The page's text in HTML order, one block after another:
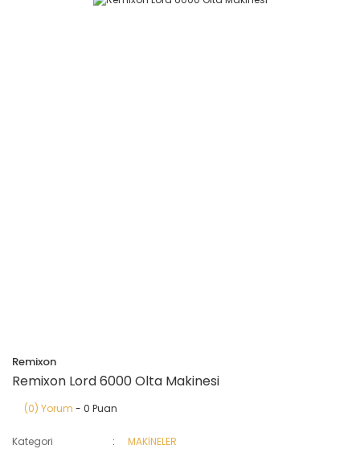
Remixon
Remixon Lord 6000 Olta Makinesi
(0) Yorum - 0 Puan
Kategori
MAKİNELER